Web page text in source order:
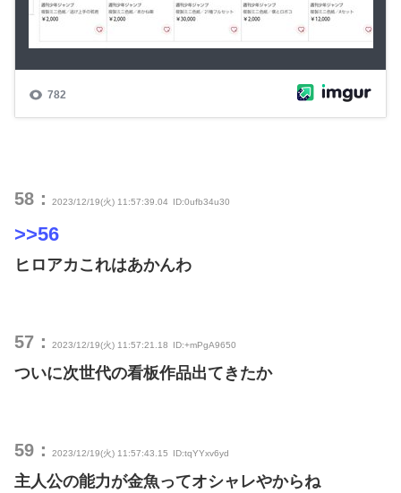
58： 2023/12/19(火) 11:57:39.04 ID:0ufb34u30
>>56
ヒロアカこれはあかんわ
57： 2023/12/19(火) 11:57:21.18 ID:+mPgA9650
ついに次世代の看板作品出てきたか
59： 2023/12/19(火) 11:57:43.15 ID:tqYYxv6yd
主人公の能力が金魚ってオシャレやからね